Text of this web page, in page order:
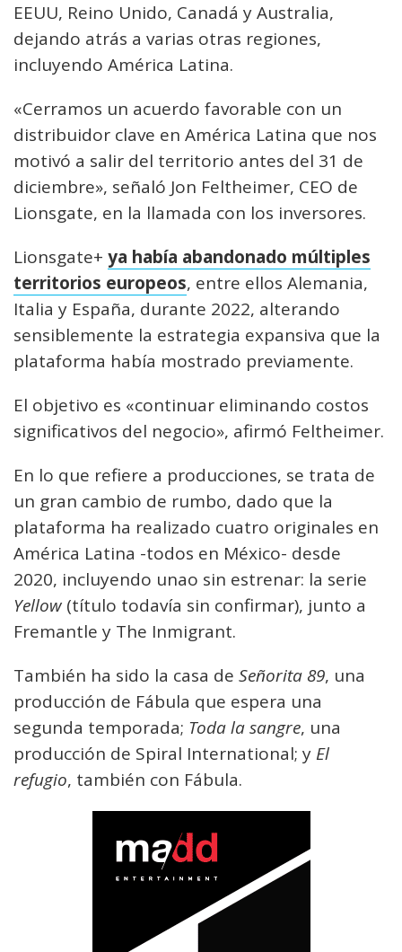
EEUU, Reino Unido, Canadá y Australia,
dejando atrás a varias otras regiones,
incluyendo América Latina.
«Cerramos un acuerdo favorable con un
distribuidor clave en América Latina que nos
motivó a salir del territorio antes del 31 de
diciembre», señaló Jon Feltheimer, CEO de
Lionsgate, en la llamada con los inversores.
Lionsgate+ ya había abandonado múltiples
territorios europeos, entre ellos Alemania,
Italia y España, durante 2022, alterando
sensiblemente la estrategia expansiva que la
plataforma había mostrado previamente.
El objetivo es «continuar eliminando costos
significativos del negocio», afirmó Feltheimer.
En lo que refiere a producciones, se trata de
un gran cambio de rumbo, dado que la
plataforma ha realizado cuatro originales en
América Latina -todos en México- desde
2020, incluyendo unao sin estrenar: la serie
Yellow (título todavía sin confirmar), junto a
Fremantle y The Inmigrant.
También ha sido la casa de Señorita 89, una
producción de Fábula que espera una
segunda temporada; Toda la sangre, una
producción de Spiral International; y El
refugio, también con Fábula.